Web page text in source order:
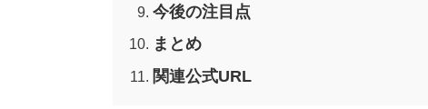
今後の注目点
まとめ
関連公式URL